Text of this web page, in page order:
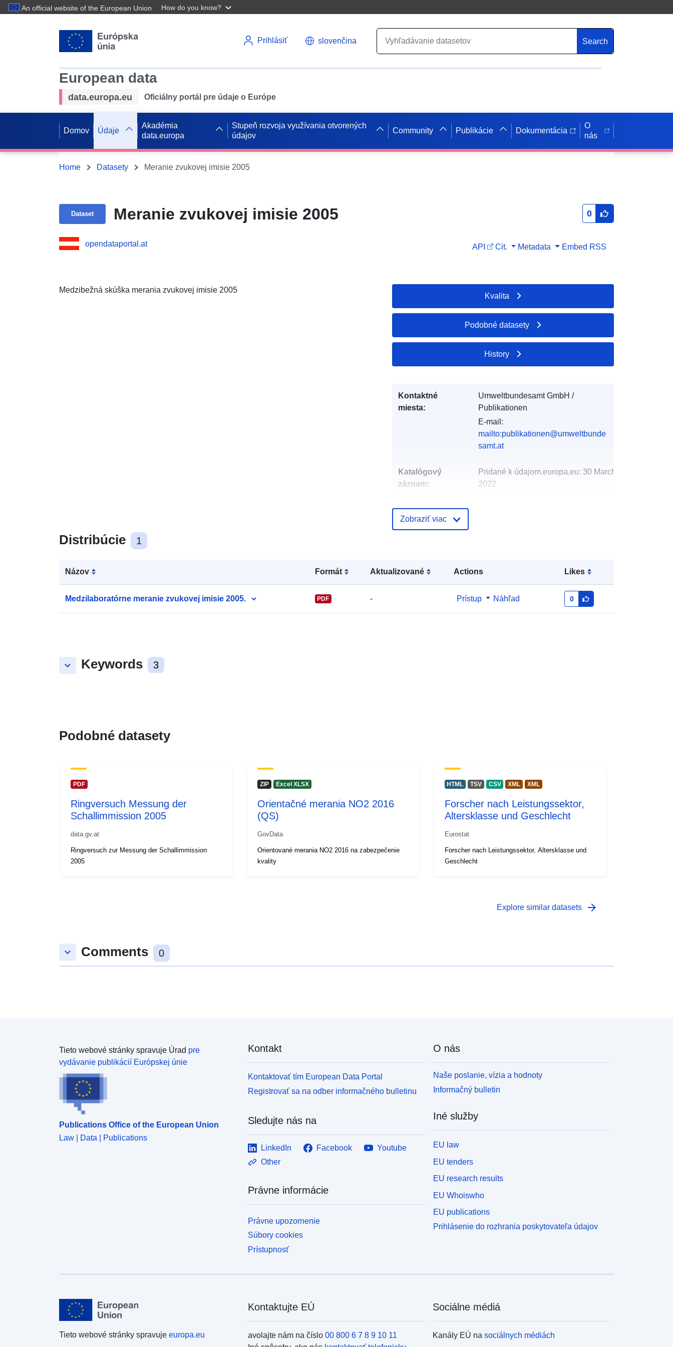
An official website of the European Union How do you know?
Prihlásiť slovenčina Search
European data
data.europa.eu Oficiálny portál pre údaje o Európe
Domov Údaje
Akadémia
data.europa
Stupeň rozvoja využívania otvorených
údajov
Community Publikácie Dokumentácia
O
nás
Home Datasety Meranie zvukovej imisie 2005
Dataset Meranie zvukovej imisie 2005 0
opendataportal.at API Cit. Metadata Embed RSS
Medzibežná skúška merania zvukovej imisie 2005
Distribúcie 1
Názov Formát Aktualizované Actions Likes
Medzilaboratórne meranie zvukovej imisie 2005. PDF - Prístup Náhľad 0
keyboard_arrow_down Keywords 3
Kvalita
Podobné datasety
History
Kontaktné
miesta:
Umweltbundesamt GmbH /
Publikationen
E-mail:
mailto:publikationen@umweltbunde
samt.at
Katalógový
záznam:
Pridané k údajom.europa.eu: 30 March
2022
Zobraziť viac
Podobné datasety
PDF
Ringversuch Messung der
Schallimmission 2005
data.gv.at
Ringversuch zur Messung der Schallimmission
2005
ZIP Excel XLSX
Orientačné merania NO2 2016
(QS)
GovData
Orientované merania NO2 2016 na zabezpečenie
kvality
HTML TSV CSV XML XML
Forscher nach Leistungssektor,
Altersklasse und Geschlecht
Eurostat
Forscher nach Leistungssektor, Altersklasse und
Geschlecht
Explore similar datasets arrow_forward
keyboard_arrow_down Comments 0
Tieto webové stránky spravuje Úrad pre
vydávanie publikácií Európskej únie
Publications Office of the European Union
Law | Data | Publications
Kontakt
Kontaktovať tím European Data Portal
Registrovať sa na odber informačného bulletinu
Sledujte nás na
LinkedIn Facebook
Youtube
Other
Právne informácie
Právne upozornenie
Súbory cookies
Prístupnosť
O nás
Naše poslanie, vízia a hodnoty
Informačný bulletin
Iné služby
EU law
EU tenders
EU research results
EU Whoiswho
EU publications
Prihlásenie do rozhrania poskytovateľa údajov
Tieto webové stránky spravuje europa.eu
Kontaktujte EÚ
avolajte nám na číslo 00 800 6 7 8 9 10 11
Sociálne médiá
Kanály EÚ nasociálnych médiách